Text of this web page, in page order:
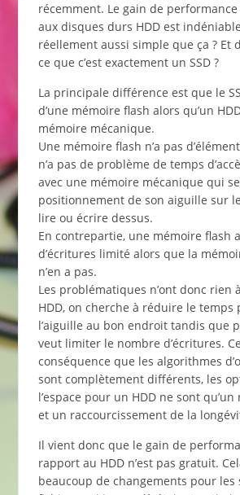
récemment. Le gain de
aux disques durs HDD est
réellement aussi simple que ça ? Et
ce que c’est exactement un SSD ?
La principale différence est que le
d’une mémoire flash alors qu’un
mémoire mécanique.
Une mémoire flash n’a pas
n’a pas de problème de temps
avec une mémoire mécanique qui
positionnement de son aiguille sur
lire ou écrire dessus.
En contrepartie, une mémoire flash
d’écritures limité alors que la
n’en a pas.
Les problématiques n’ont donc rien
HDD, on cherche à réduire le temps
l’aiguille au bon endroit tandis que
veut limiter le nombre d’écritures.
conséquence que les algorithmes
sont complètement différents, les
l’espace pour un HDD ne sont
et un raccourcissement de la
Il vient donc que le gain de
rapport au HDD n’est pas gratuit.
beaucoup de changements pour les